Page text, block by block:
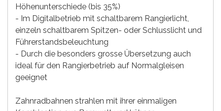
Höhenunterschiede (bis 35%)
- Im Digitalbetrieb mit schaltbarem Rangierlicht,
einzeln schaltbarem Spitzen- oder Schlusslicht und
Führerstandsbeleuchtung
- Durch die besonders grosse Übersetzung auch
ideal für den Rangierbetrieb auf Normalgleisen
geeignet
Zahnradbahnen strahlen mit ihrer einmaligen